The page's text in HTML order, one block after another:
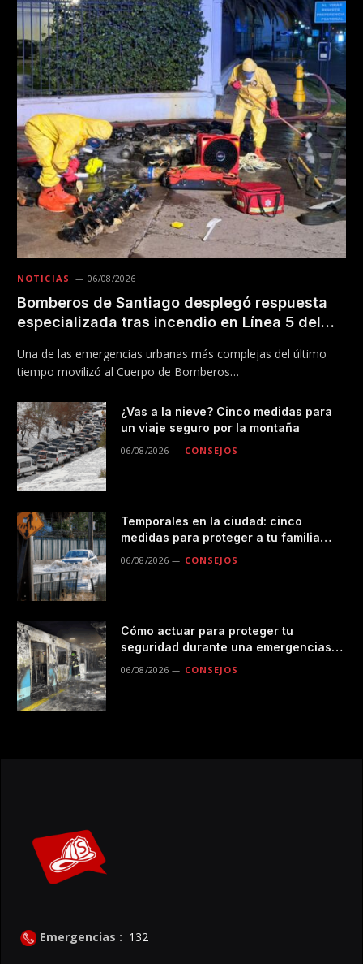
NOTICIAS 06/08/2026
Bomberos de Santiago desplegó respuesta
especializada tras incendio en Línea 5 del
Una de las emergencias urbanas más complejas del último
tiempo movilizó al Cuerpo de Bomberos…
¿Vas a la nieve? Cinco medidas para
un viaje seguro por la montaña
06/08/2026 CONSEJOS
Temporales en la ciudad: cinco
medidas para proteger a tu familia
durante las lluvias
06/08/2026 CONSEJOS
Cómo actuar para proteger tu
seguridad durante una emergencias
en el transporte público
06/08/2026 CONSEJOS
Emergencias : 132